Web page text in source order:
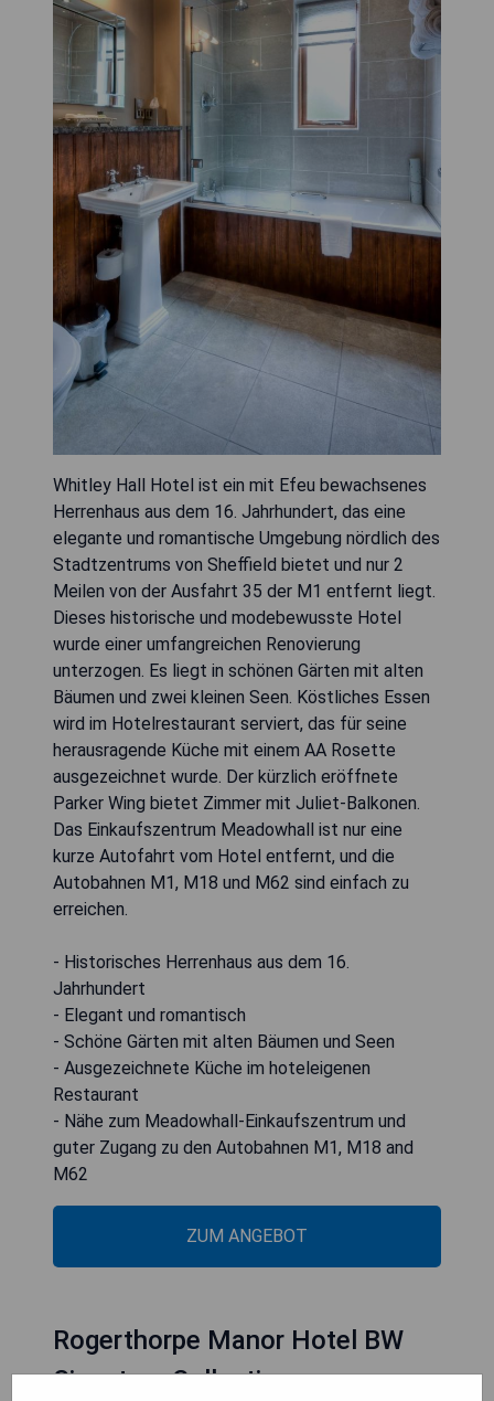
Whitley Hall Hotel ist ein mit Efeu bewachsenes
Herrenhaus aus dem 16. Jahrhundert, das eine
elegante und romantische Umgebung nördlich des
Stadtzentrums von Sheffield bietet und nur 2
Meilen von der Ausfahrt 35 der M1 entfernt liegt.
Dieses historische und modebewusste Hotel
wurde einer umfangreichen Renovierung
unterzogen. Es liegt in schönen Gärten mit alten
Bäumen und zwei kleinen Seen. Köstliches Essen
wird im Hotelrestaurant serviert, das für seine
herausragende Küche mit einem AA Rosette
ausgezeichnet wurde. Der kürzlich eröffnete
Parker Wing bietet Zimmer mit Juliet-Balkonen.
Das Einkaufszentrum Meadowhall ist nur eine
kurze Autofahrt vom Hotel entfernt, und die
Autobahnen M1, M18 und M62 sind einfach zu
erreichen.
- Historisches Herrenhaus aus dem 16.
Jahrhundert
- Elegant und romantisch
- Schöne Gärten mit alten Bäumen und Seen
- Ausgezeichnete Küche im hoteleigenen
Restaurant
- Nähe zum Meadowhall-Einkaufszentrum und
guter Zugang zu den Autobahnen M1, M18 and
M62
ZUM ANGEBOT
Rogerthorpe Manor Hotel BW
Signature Collection